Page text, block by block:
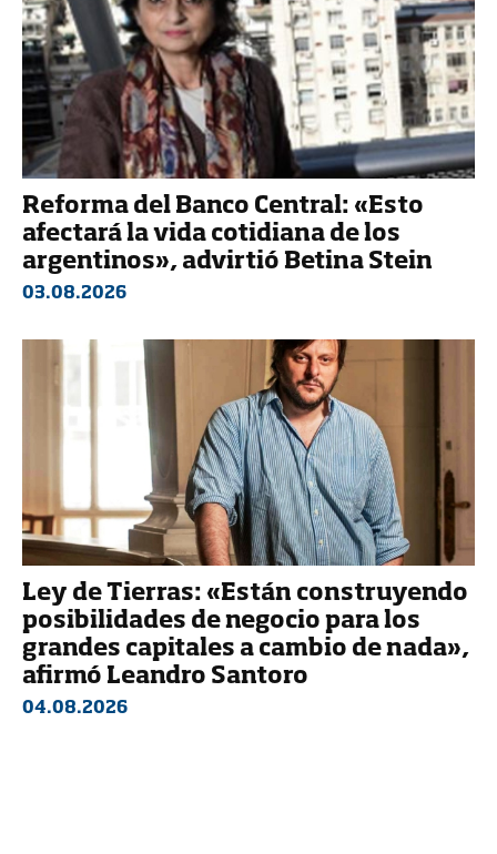
Reforma del Banco Central: «Esto
afectará la vida cotidiana de los
argentinos», advirtió Betina Stein
03.08.2026
Ley de Tierras: «Están construyendo
posibilidades de negocio para los
grandes capitales a cambio de nada»,
afirmó Leandro Santoro
04.08.2026